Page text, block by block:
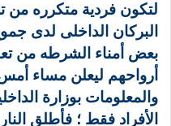
لتكون فردية متكرره من
البركان الداخلى لدى
بعض أمناء الشرطه من
أرواحهم ليعلن مساء
والمعلومات بوزارة
الأفراد فقط ؛ فأطلق